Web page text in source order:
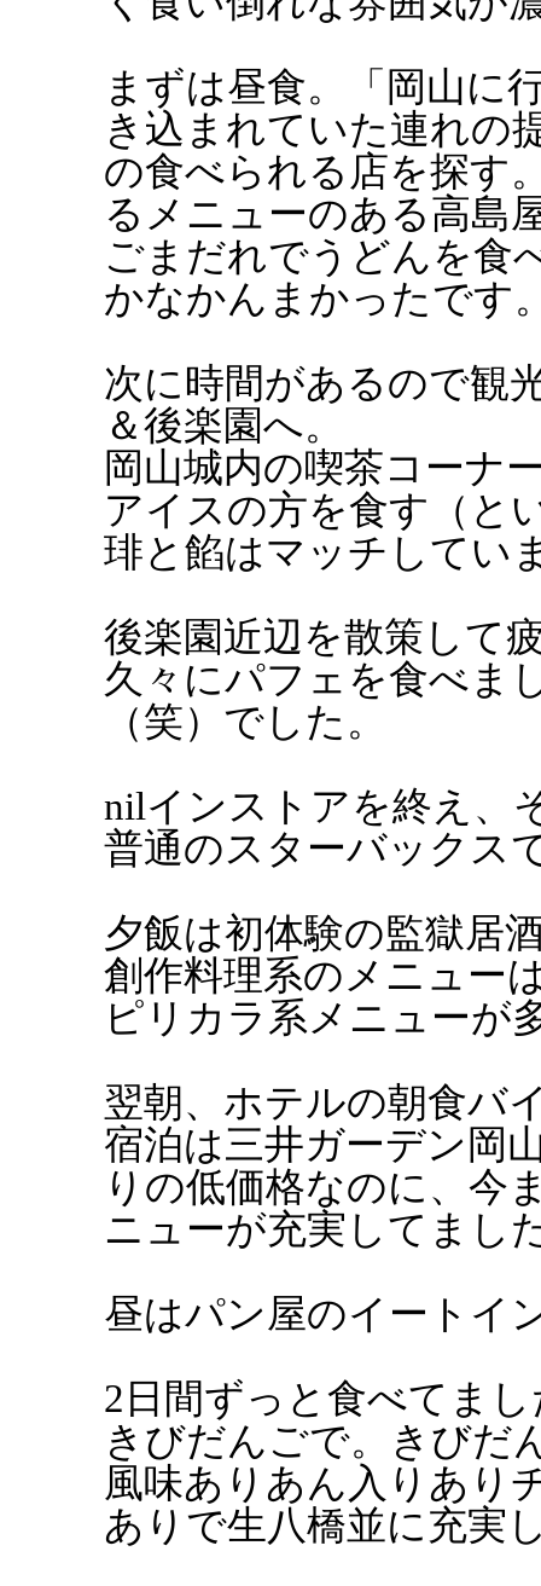
まずは昼食。「岡山に
き込まれていた連れの
の食べられる店を探す
るメニューのある高島
ごまだれでうどんを食
かなかんまかったです
次に時間があるので観
＆後楽園へ。
岡山城内の喫茶コーナ
アイスの方を食す（と
琲と餡はマッチしてい
後楽園近辺を散策して
久々にパフェを食べま
（笑）でした。
nilインストアを終え、
普通のスターバックス
夕飯は初体験の監獄居
創作料理系のメニュー
ピリカラ系メニューが
翌朝、ホテルの朝食バ
宿泊は三井ガーデン岡
りの低価格なのに、今
ニューが充実してまし
昼はパン屋のイートイ
2日間ずっと食べてま
きびだんごで。きびだ
風味ありあん入りあり
ありで生八橋並に充実